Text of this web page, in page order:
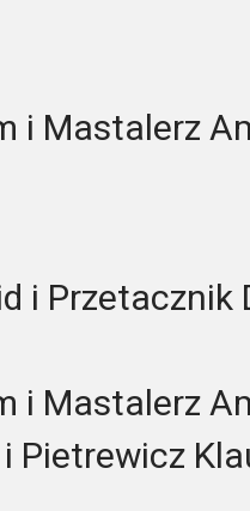
i Mastalerz
i Przetacznik
i Mastalerz
Pietrewicz